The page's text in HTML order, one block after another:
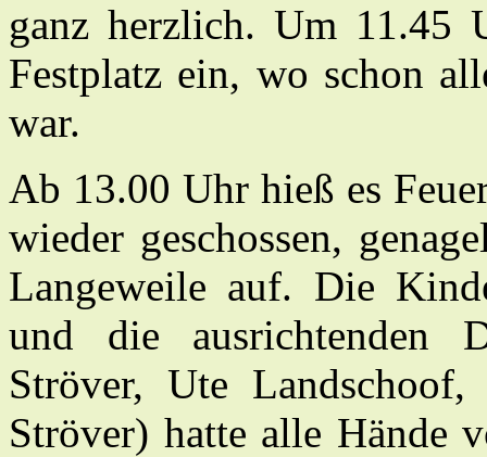
ganz herzlich. Um 11.45
Festplatz ein, wo schon
war.
Ab 13.00 Uhr hieß es
wieder geschossen,
Langeweile auf. Die
und die ausrichtenden
Ströver, Ute
Ströver) hatte alle Hände